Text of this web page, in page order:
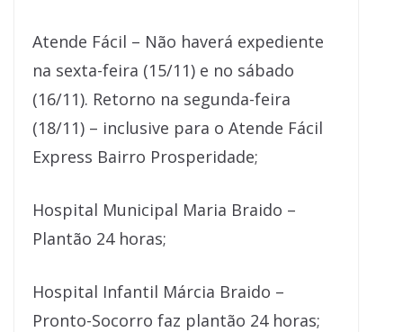
Atende Fácil – Não haverá expediente
na sexta-feira (15/11) e no sábado
(16/11). Retorno na segunda-feira
(18/11) – inclusive para o Atende Fácil
Express Bairro Prosperidade;
Hospital Municipal Maria Braido –
Plantão 24 horas;
Hospital Infantil Márcia Braido –
Pronto-Socorro faz plantão 24 horas;